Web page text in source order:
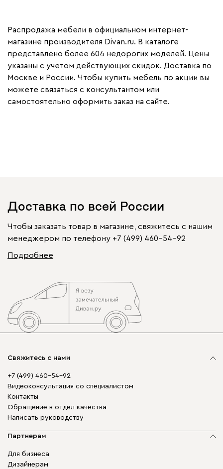
Распродажа мебели в официальном интернет-
магазине производителя Divan.ru. В каталоге
представлено более 604 недорогих моделей. Цены
указаны с учетом действующих скидок. Доставка по
Москве и России. Чтобы купить мебель по акции вы
можете связаться с консультантом или
самостоятельно оформить заказ на сайте.
Доставка по всей России
Чтобы заказать товар в магазине, свяжитесь с нашим
менеджером по телефону +7 (499) 460-54-92
Подробнее
Свяжитесь с нами
+7 (499) 460-54-92
Видеоконсультация со специалистом
Контакты
Обращение в отдел качества
Написать руководству
Партнерам
Для бизнеса
Дизайнерам